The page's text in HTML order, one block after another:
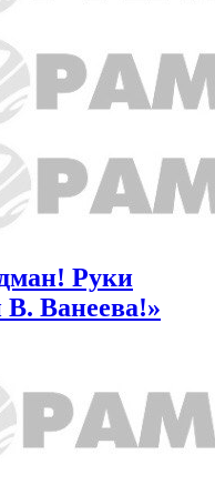
Руки
В. Ванеева!»